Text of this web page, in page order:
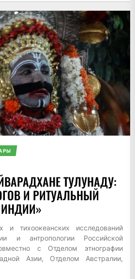
ТУЛУНАДУ:
И РИТУАЛЬНЫЙ
тихоокеанских исследований
и антропологии Российской
с Отделом этнографии
Азии, Отделом Австралии,